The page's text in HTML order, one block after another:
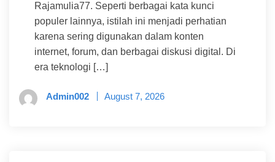
Rajamulia77. Seperti berbagai kata kunci
populer lainnya, istilah ini menjadi perhatian
karena sering digunakan dalam konten
internet, forum, dan berbagai diskusi digital. Di
era teknologi […]
Admin002 August 7, 2026